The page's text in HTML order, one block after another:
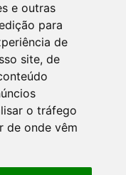
e outras
para
de
site, de
o tráfego
de onde vêm
árvore! Leia mais